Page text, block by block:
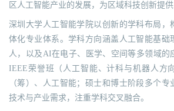
区人工智能产业的发展，为区域科技创新提供
深圳大学人工智能学院以创新的学科布局，
体化专业体系。学科方向涵盖人工智能基础
人，以及AI在电子、医学、空间等多领域的
IEEE荣誉班（人工智能、计科与机器人方
（筹）、人工智能；硕士和博士阶段多个
技术与产业需求，注重学科交叉融合。